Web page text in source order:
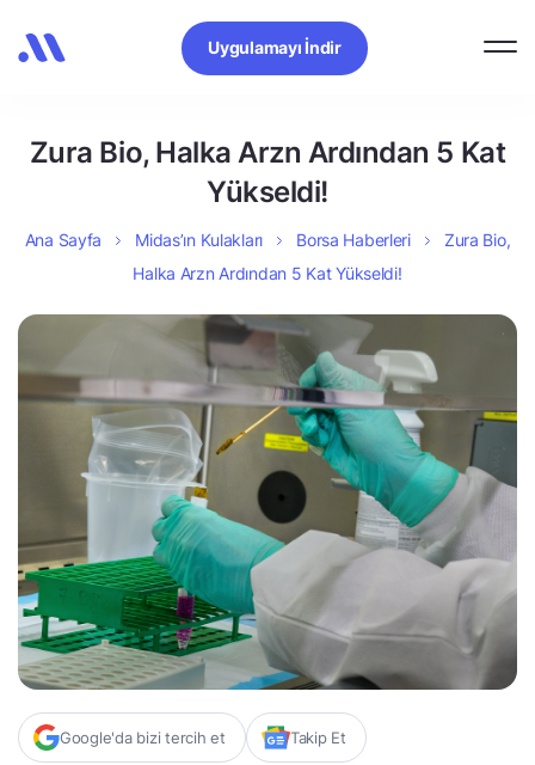
Uygulamayı İndir
Zura Bio, Halka Arzn Ardından 5 Kat
Yükseldi!
Ana Sayfa Midas’ın Kulakları Borsa Haberleri
Zura Bio,
Halka Arzn Ardından 5 Kat Yükseldi!
Google'da bizi tercih et Takip Et